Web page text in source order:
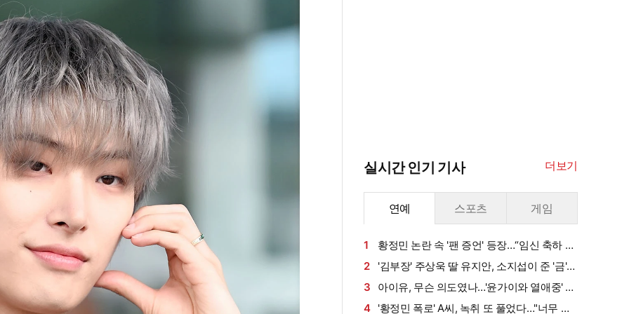
실시간 인기 기사 더보기
연예 스포츠 게임
1
황정민 논란 속 '팬 증언' 등장…“임신 축하 전
화·남편과 식사도”
2
'김부장' 주상욱 딸 유지안, 소지섭이 준 '금'
방치했다…"비누인 줄"
3
아이유, 무슨 의도였나…'윤가이와 열애중' 장
기하 BGM에 의견분분 [엑's 이슈]
4 '황정민 폭로' A씨, 녹취 또 풀었다…"너무 섹